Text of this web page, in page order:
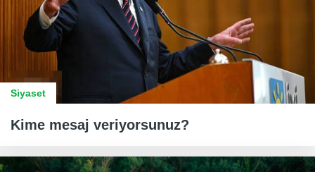
Siyaset
Kime mesaj veriyorsunuz?